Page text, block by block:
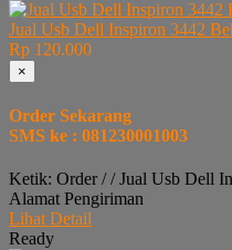
Jual Usb Dell Inspiron 3442
Rp 120.000
×
Order Sekarang
SMS ke : 081230001003
Ketik: Order / / Jual Usb Dell
Alamat Pengiriman
Lihat Detail
Ready